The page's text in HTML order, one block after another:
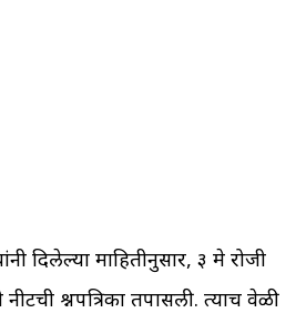
दिलेल्या माहितीनुसार, ३ मे रोजी
प्रश्नपत्रिका तपासली. त्याच वेळी